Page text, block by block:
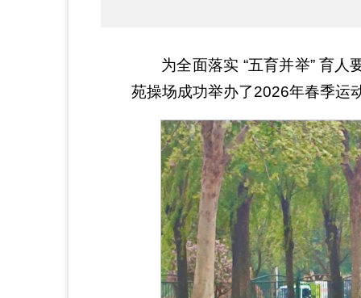
为全面落实 “五育并举” 育
苑操场成功举办了2026年春季运